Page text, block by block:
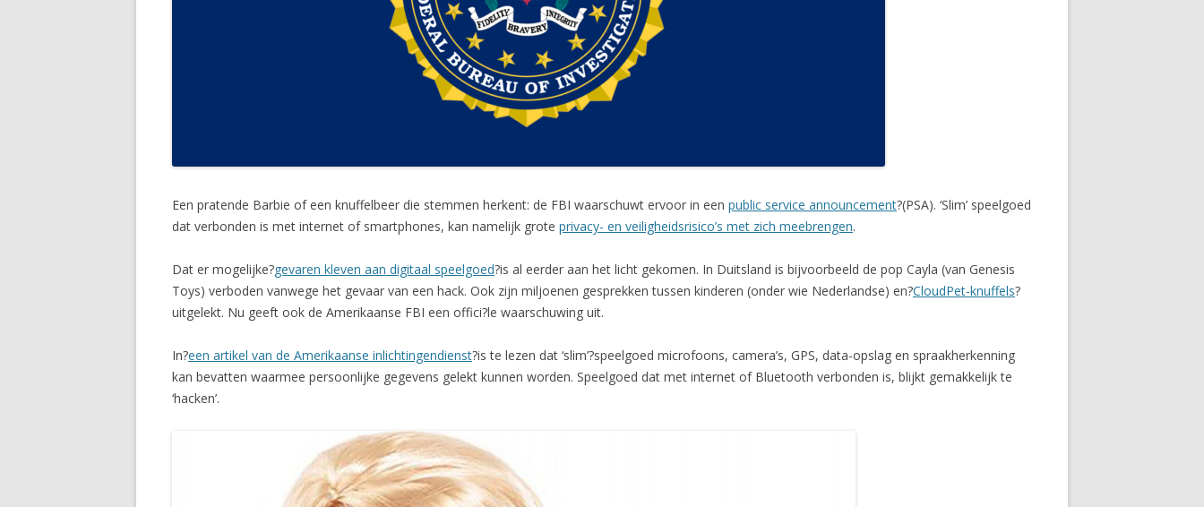
Een pratende Barbie of een knuffelbeer die stemmen herkent: de FBI waarschuwt ervoor in een public service announcement?(PSA). ‘Slim’ speelgoed
dat verbonden is met internet of smartphones, kan namelijk grote privacy- en veiligheidsrisico’s met zich meebrengen.
Dat er mogelijke?gevaren kleven aan digitaal speelgoed?is al eerder aan het licht gekomen. In Duitsland is bijvoorbeeld de pop Cayla (van Genesis
Toys) verboden vanwege het gevaar van een hack. Ook zijn miljoenen gesprekken tussen kinderen (onder wie Nederlandse) en?CloudPet-knuffels?
uitgelekt. Nu geeft ook de Amerikaanse FBI een offici?le waarschuwing uit.
In?een artikel van de Amerikaanse inlichtingendienst?is te lezen dat ‘slim’?speelgoed microfoons, camera’s, GPS, data-opslag en spraakherkenning
kan bevatten waarmee persoonlijke gegevens gelekt kunnen worden. Speelgoed dat met internet of Bluetooth verbonden is, blijkt gemakkelijk te
‘hacken’.